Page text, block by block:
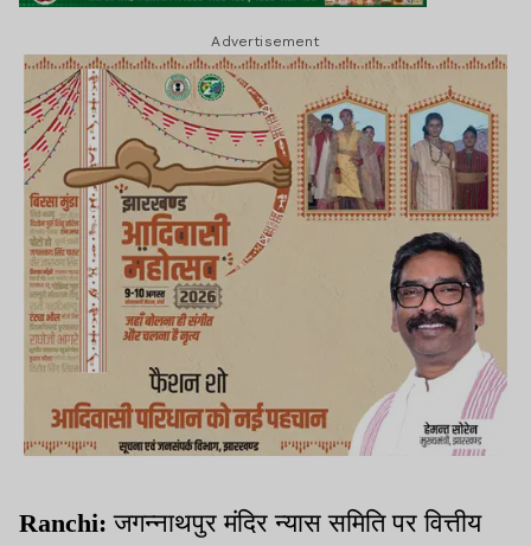
Advertisement
Ranchi:जगन्नाथपुर मंदिर न्यास समिति पर वित्तीय